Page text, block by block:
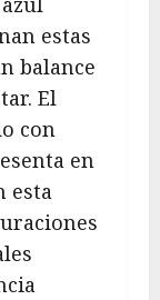
estas
balance
El
con
en
esta